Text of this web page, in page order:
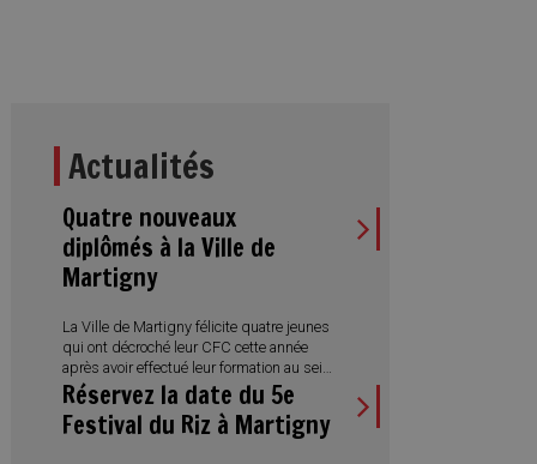
Actualités
Quatre nouveaux
diplômés à la Ville de
Martigny
La Ville de Martigny félicite quatre jeunes
qui ont décroché leur CFC cette année
après avoir effectué leur formation au sein
de l’Administration municipale. Des
réussites qui illustrent aussi la diversité
des métiers proposés et l’engagement
Réservez la date du 5e
Festival du Riz à Martigny